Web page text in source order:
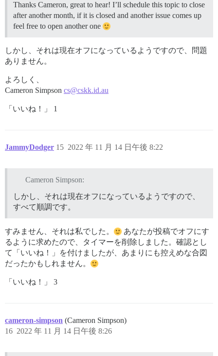
Thanks Cameron, great to hear! I’ll schedule this topic to close
after another month, if it is closed and another issue comes up
feel free to open another one
しかし、それは現在オフになっているようですので、問題
ありません。
よろしく、
Cameron Simpson cs@cskk.id.au
「いいね！」 1
JammyDodger 2022 年 11 月 14 日午後 8:22
15
Cameron Simpson:
しかし、それは現在オフになっているようですので、
すべて順調です。
すみません、それは私でした。
あなたが投稿でオフにす
るように求めたので、タイマーを削除しました。確認とし
て「いいね！」を付けましたが、あまりにも控えめな合図
だったかもしれません。
「いいね！」 3
cameron-simpson (Cameron Simpson)
2022 年 11 月 14 日午後 8:26
16